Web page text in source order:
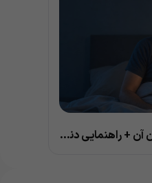
دندان درد شبانه و درمان آن + راهنمایی دندانپزشک